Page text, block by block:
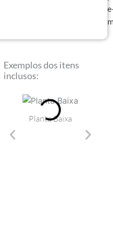
Exemplos dos itens
inclusos:
Planta Baixa
Cortes